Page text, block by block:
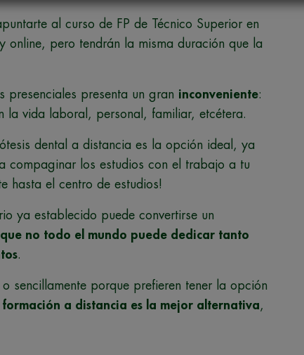
al curso de FP de Técnico Superior en
online, pero tendrán la misma duración que la
presenciales presenta un gran inconveniente:
la vida laboral, personal, familiar, etcétera.
dental a distancia es la opción ideal, ya
compaginar los estudios con el trabajo a tu
hasta el centro de estudios!
ya establecido puede convertirse un
que no todo el mundo puede dedicar tanto
.
sencillamente porque prefieren tener la opción
formación a distancia es la mejor alternativa,